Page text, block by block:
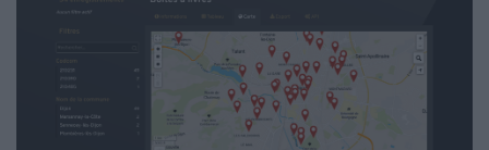
LES GUIDES PRATIQUES
LES BASES DE DONNÉES
L'ESPACE EMPLOI
L'ANNUAIRE DES ACTEURS